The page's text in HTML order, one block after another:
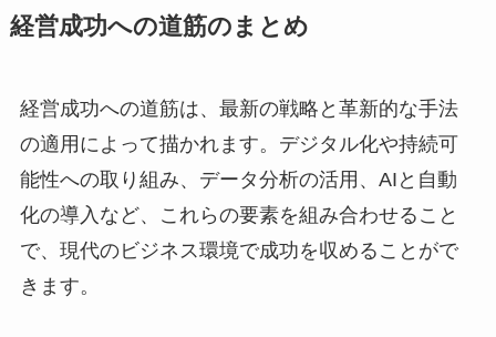
経営成功への道筋のまとめ
経営成功への道筋は、最新の戦略と革新的な手法
の適用によって描かれます。デジタル化や持続可
能性への取り組み、データ分析の活用、AIと自動
化の導入など、これらの要素を組み合わせること
で、現代のビジネス環境で成功を収めることがで
きます。